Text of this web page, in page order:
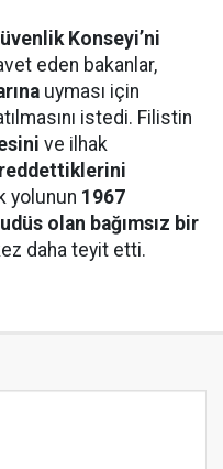
Konseyi’ni
eden bakanlar,
uyması için
istedi. Filistin
ve ilhak
yolunun 1967
olan bağımsız bir
daha teyit etti.